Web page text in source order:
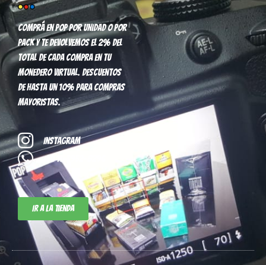
Comprá en pop por unidad o por
pack y te devolvemos el 2% del
total de cada compra en tu
monedero virtual. Descuentos
de hasta un 10% para compras
mayoristas.
Instagram
+54 11-3952-8296
Ir a la tienda